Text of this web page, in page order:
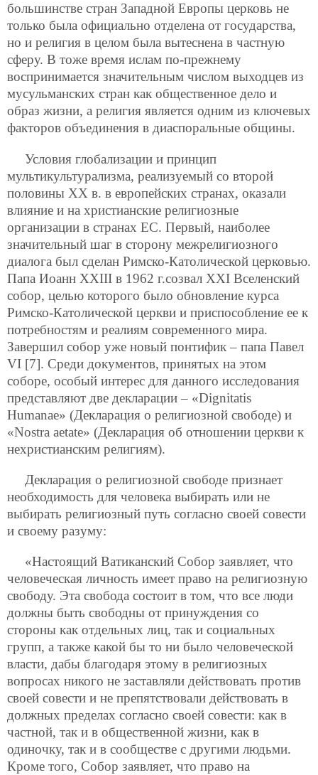
большинстве стран Западной Европы церковь не
только была официально отделена от государства,
но и религия в целом была вытеснена в частную
сферу. В тоже время ислам по-прежнему
воспринимается значительным числом выходцев из
мусульманских стран как общественное дело и
образ жизни, а религия является одним из ключевых
факторов объединения в диаспоральные общины.
Условия глобализации и принцип
мультикультурализма, реализуемый со второй
половины XX в. в европейских странах, оказали
влияние и на христианские религиозные
организации в странах ЕС. Первый, наиболее
значительный шаг в сторону межрелигиозного
диалога был сделан Римско-Католической церковью.
Папа Иоанн XXIII в 1962 г.созвал XXI Вселенский
собор, целью которого было обновление курса
Римско-Католической церкви и приспособление ее к
потребностям и реалиям современного мира.
Завершил собор уже новый понтифик – папа Павел
VI [7]. Среди документов, принятых на этом
соборе, особый интерес для данного исследования
представляют две декларации – «Dignitatis
Humanae» (Декларация о религиозной свободе) и
«Nostra aetate» (Декларация об отношении церкви к
нехристианским религиям).
Декларация о религиозной свободе признает
необходимость для человека выбирать или не
выбирать религиозный путь согласно своей совести
и своему разуму:
«Настоящий Ватиканский Собор заявляет, что
человеческая личность имеет право на религиозную
свободу. Эта свобода состоит в том, что все люди
должны быть свободны от принуждения со
стороны как отдельных лиц, так и социальных
групп, а также какой бы то ни было человеческой
власти, дабы благодаря этому в религиозных
вопросах никого не заставляли действовать против
своей совести и не препятствовали действовать в
должных пределах согласно своей совести: как в
частной, так и в общественной жизни, как в
одиночку, так и в сообществе с другими людьми.
Кроме того, Собор заявляет, что право на